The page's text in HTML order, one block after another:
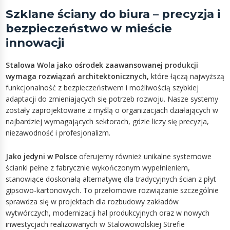
Szklane ściany do biura – precyzja i
bezpieczeństwo w mieście
innowacji
Stalowa Wola jako ośrodek zaawansowanej produkcji
wymaga rozwiązań architektonicznych, które łączą najwyższą
funkcjonalność z bezpieczeństwem i możliwością szybkiej
adaptacji do zmieniających się potrzeb rozwoju. Nasze systemy
zostały zaprojektowane z myślą o organizacjach działających w
najbardziej wymagających sektorach, gdzie liczy się precyzja,
niezawodność i profesjonalizm.
Jako jedyni w Polsce oferujemy również unikalne systemowe
ścianki pełne z fabrycznie wykończonym wypełnieniem,
stanowiące doskonałą alternatywę dla tradycyjnych ścian z płyt
gipsowo-kartonowych. To przełomowe rozwiązanie szczególnie
sprawdza się w projektach dla rozbudowy zakładów
wytwórczych, modernizacji hal produkcyjnych oraz w nowych
inwestycjach realizowanych w Stalowowolskiej Strefie